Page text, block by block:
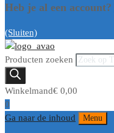
Heb je al een account?
(Sluiten)
Producten zoeken
Winkelmand€ 0,00
0
Ga naar de inhoud
Menu